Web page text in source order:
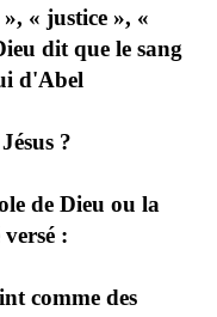
« justice », «
dit que le sang
d'Abel
?
de Dieu ou la
:
comme des